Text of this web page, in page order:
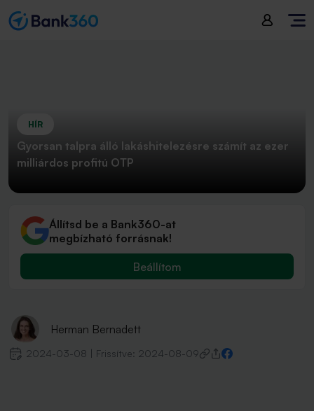
HÍR
Gyorsan talpra álló lakáshitelezésre számít az ezer
milliárdos profitú OTP
Állítsd be a Bank360-at
megbízható forrásnak!
Beállítom
Herman Bernadett
2024-03-08 Frissítve: 2024-08-09